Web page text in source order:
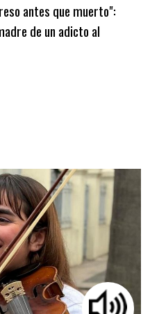
antes que muerto":
de un adicto al